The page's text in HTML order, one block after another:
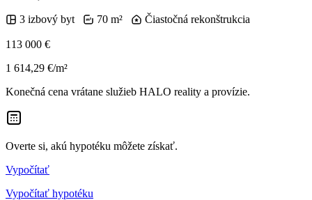
3 izbový byt
70 m² Čiastočná rekonštrukcia
113 000 €
1 614,29 €/m²
Konečná cena vrátane služieb HALO reality a provízie.
Overte si, akú hypotéku môžete získať.
Vypočítať
Vypočítať hypotéku